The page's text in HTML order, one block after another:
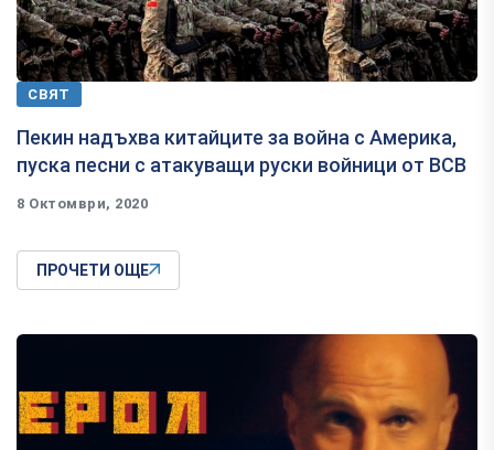
СВЯТ
Пекин надъхва китайците за война с Америка,
пуска песни с атакуващи руски войници от ВСВ
8 Октомври, 2020
ПРОЧЕТИ ОЩЕ